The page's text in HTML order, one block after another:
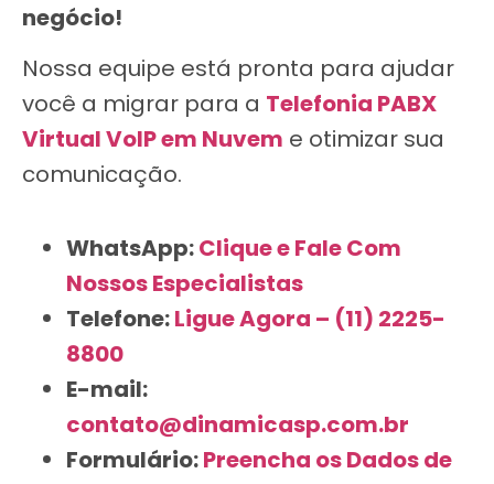
negócio!
Nossa equipe está pronta para ajudar
você a migrar para a Telefonia PABX
Virtual VoIP em Nuvem e otimizar sua
comunicação.
WhatsApp:Clique e Fale Com
Nossos Especialistas
Telefone:Ligue Agora – (11) 2225-
8800
E-mail:
contato@dinamicasp.com.br
Formulário:Preencha os Dados de